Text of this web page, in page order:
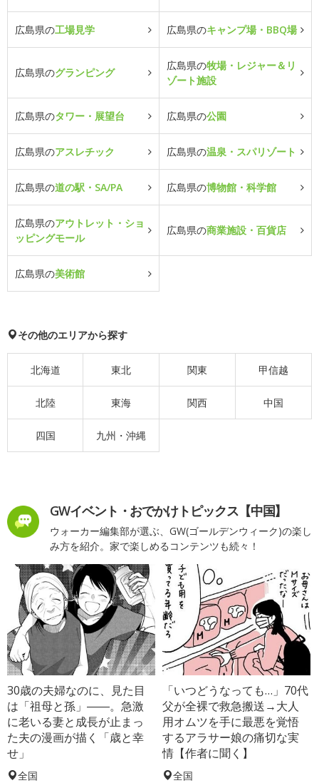
広島県の工場見学 広島県のキャンプ場・BBQ場
広島県のグランピング
広島県の牧場・レジャー＆リ
ゾート施設
広島県のタワー・展望台 広島県の公園
広島県のアスレチック 広島県の温泉・スパリゾート
広島県の道の駅・SA/PA 広島県の博物館・科学館
広島県のアウトレット・ショ
ッピングモール
広島県の商業施設・百貨店
広島県の美術館
その他のエリアから探す
北海道 東北 関東 甲信越
北陸 東海 関西 中国
四国 九州・沖縄
GWイベント・おでかけトピックス【中国】
ウォーカー編集部が選ぶ、GW(ゴールデンウィーク)の楽し
み方を紹介。家で楽しめるコンテンツも続々！
30歳の夫婦なのに、見た目
は「祖母と孫」――。急激
に老いる妻と成長が止まっ
た夫の漫画が描く「歳と幸
せ」
全国
「いつどうなっても…」70代
父が全裸で救急搬送→大人
用オムツを手に最悪を覚悟
するアラサー娘の痛切な実
情【作者に聞く】
全国